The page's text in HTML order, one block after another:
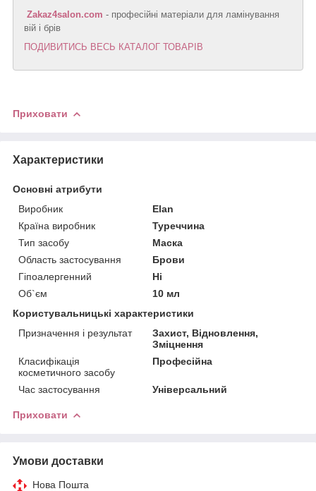
Zakaz4salon.com - професійні матеріали для ламінування
вій і брів
ПОДИВИТИСЬ ВЕСЬ КАТАЛОГ ТОВАРІВ
Приховати
Характеристики
Основні атрибути
Виробник
Elan
Країна виробник
Туреччина
Тип засобу
Маска
Область застосування
Брови
Гіпоалергенний
Ні
Об`єм
10 мл
Користувальницькі характеристики
Призначення і результат
Захист, Відновлення,
Зміцнення
Класифікація
косметичного засобу
Професійна
Час застосування Універсальний
Приховати
Умови доставки
Нова Пошта